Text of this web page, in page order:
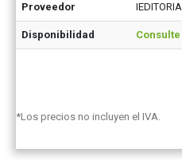
Proveedor
Disponibilidad
*Los precios no incluyen el IVA.